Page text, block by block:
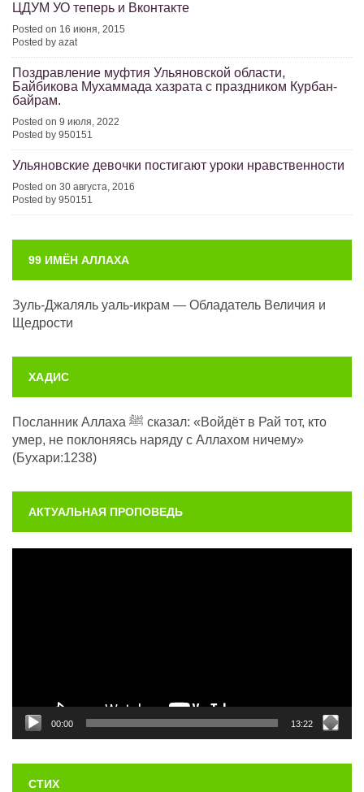
ЦДУМ УО теперь и Вконтакте
Posted on 16 июня, 2015
Posted by azat
Поздравление муфтия Ульяновской области,
Байбикова Мухаммада хазрата с праздником Курбан-
байрам.
Posted on 9 июля, 2022
Posted by 950151
Ульяновские девочки постигают уроки нравственности
Posted on 30 августа, 2016
Posted by 950151
99 ИМЁН АЛЛАХА
Зуль-Джаляль уаль-икрам — Обладатель Величия и
Щедрости
ХАДИС
Посланник Аллаха ﷺ сказал: «Войдёт в Рай тот, кто
умер, не поклоняясь наряду с Аллахом ничему»
(Бухари:1238)
АКТУАЛЬНАЯ ПРОПОВЕДЬ
00:00 13:22
СТИХ